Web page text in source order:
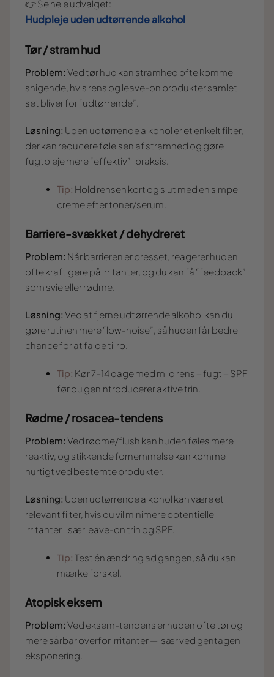
👉 Se hele udvalget:
Hudpleje uden udtørrende alkohol
Tør / stram hud
Problem: Ved tør hud kan stramhed ofte komme
snigende, hvis rens og leave-on produkter samlet
set bliver for “udtørrende”.
Løsning: Uden udtørrende alkohol er et enkelt filter,
der kan reducere følelsen af stramhed og gøre
fugtpleje mere “effektiv” i praksis.
Tip: Hold rensen kort og slut med en simpel
creme efter toner/serum.
Barriere-svækket / dehydreret
Problem: Når barrieren er presset, reagerer huden
ofte kraftigere på irritanter, og du kan få “feedback”
som svie eller rødme.
Løsning: Ved at fjerne udtørrende alkohol kan du
gøre rutinen mere “low-noise”, så huden får bedre
chance for at falde til ro.
Tip: Kør 7–14 dage med mild rens + fugt + SPF
før du genintroducerer aktive trin.
Rødme / rosacea-tendens
Problem: Ved rødme/flush kan huden føles mere
reaktiv, og stikkende fornemmelse kan komme
hurtigt ved bestemte produkter.
Løsning: Uden udtørrende alkohol kan være et
relevant filter, hvis du vil minimere potentielle
irritanter i især leave-on trin og SPF.
Tip: Test én ændring ad gangen, så du kan
mærke forskel.
Atopisk eksem
Problem: Ved eksem-tendens er huden ofte tør og
mere sårbar overfor irritanter — især ved gentagen
eksponering.